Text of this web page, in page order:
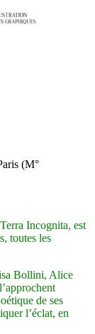
(M°
Incognita, est
toutes les
Bollini, Alice
de ses
l’éclat, en